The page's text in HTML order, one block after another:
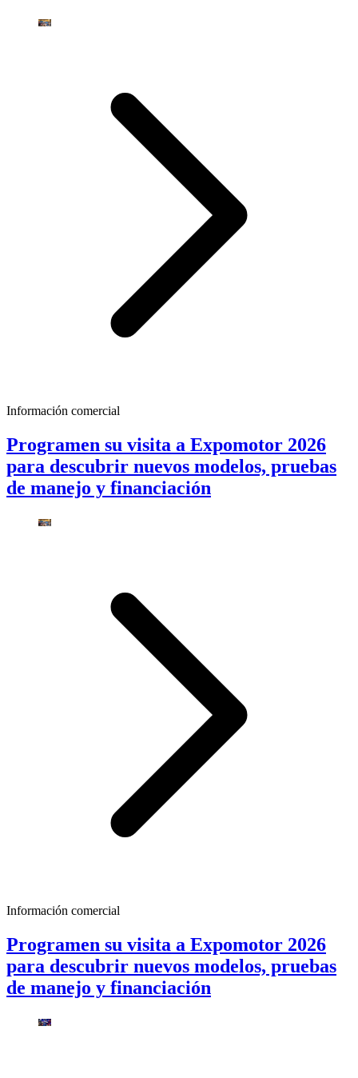
Información comercial
Programen su visita a Expomotor 2026
para descubrir nuevos modelos, pruebas
de manejo y financiación
Información comercial
Programen su visita a Expomotor 2026
para descubrir nuevos modelos, pruebas
de manejo y financiación